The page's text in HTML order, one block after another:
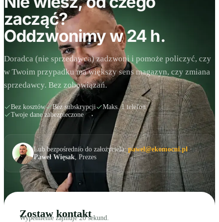
zacząć?
Oddzwonimy w 24 h.
Doradca (nie sprzedawca) zadzwoni i pomoże policzyć, czy
w Twoim przypadku ma większy sens magazyn, czy zmiana
sprzedawcy. Bez zobowiązań.
Bez kosztów Bez subskrypcji
Maks. 1 telefon
Twoje dane zabezpieczone
Lub bezpośrednio do założyciela:pawel@ekomocni.pl·
Paweł Więsak, Prezes
Zostaw kontakt
Wypełnienie zajmuje 20 sekund.